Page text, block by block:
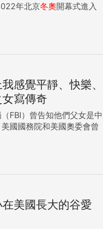
年北京冬奧開幕式進入
感覺平靜、快樂、
寫傳奇
FBI）曾告知他們父女是中
國國務院和美國奧委會曾
美國長大的谷愛